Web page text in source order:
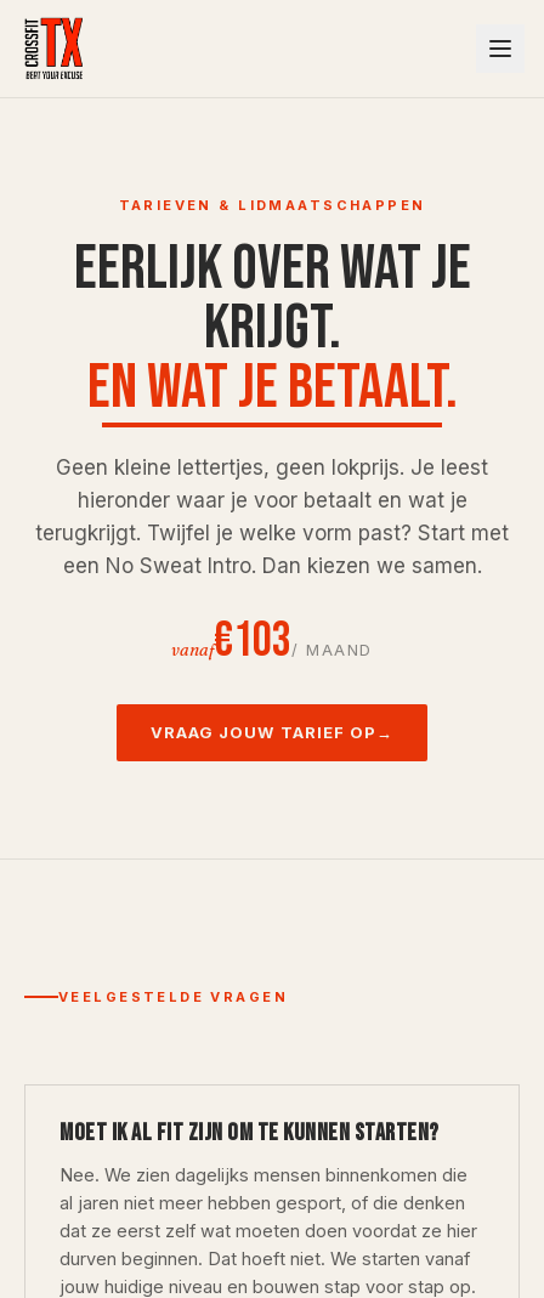
TARIEVEN & LIDMAATSCHAPPEN
Eerlijk over wat je
krijgt.
En wat je betaalt.
Geen kleine lettertjes, geen lokprijs. Je leest
hieronder waar je voor betaalt en wat je
terugkrijgt. Twijfel je welke vorm past? Start met
een No Sweat Intro. Dan kiezen we samen.
vanaf€103/ MAAND
VRAAG JOUW TARIEF OP →
VEELGESTELDE VRAGEN
MOET IK AL FIT ZIJN OM TE KUNNEN STARTEN?
Nee. We zien dagelijks mensen binnenkomen die
al jaren niet meer hebben gesport, of die denken
dat ze eerst zelf wat moeten doen voordat ze hier
durven beginnen. Dat hoeft niet. We starten vanaf
jouw huidige niveau en bouwen stap voor stap op.